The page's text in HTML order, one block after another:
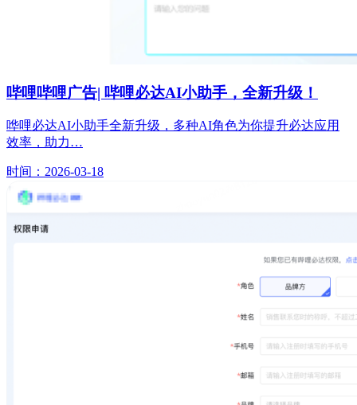
哔哩哔哩广告| 哔哩必达AI小助手，全新升级！
哗哩必达AI小助手全新升级，多种AI角色为你提升必达应用
效率，助力…
时间：2026-03-18